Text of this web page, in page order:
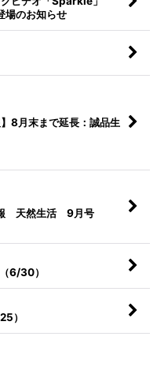
場のお知らせ
】8月末まで延長：誠品生
報 天然生活 9月号
6/30）
）